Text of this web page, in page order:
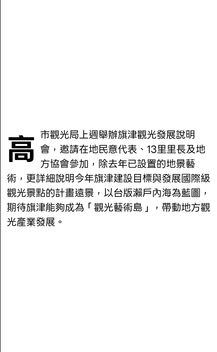
高市觀光局上週舉辦旗津觀光發展說明 會，邀請在地民意代表、13里里長及地
方協會參加，除去年已設置的地景藝
術，更詳細說明今年旗津建設目標與發展國際級
觀光景點的計畫遠景，以台版瀨戶內海為藍圖，
期待旗津能夠成為「觀光藝術島」，帶動地方觀
光產業發展。